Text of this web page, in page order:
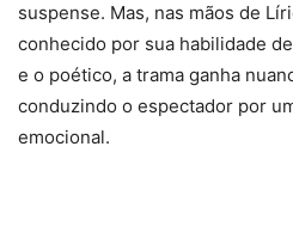
suspense. Mas, nas mãos de
conhecido por sua habilidade
e o poético, a trama ganha
conduzindo o espectador por
emocional.